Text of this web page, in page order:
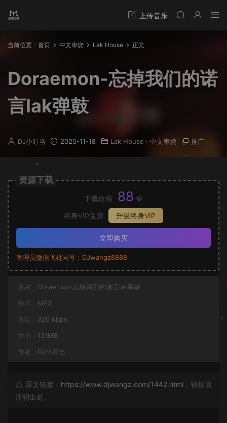
当前位置： 首页 中文串烧 Lak House 正文
Doraemon-忘掉我们的诺
言lak弹鼓
DJ小叮当 2025-11-18 Lak House · 中文串烧 推广
资源下载
下载价格 88 💎
终身VIP免费
升级终身VIP
立即购买
管理员微信飞机同号：DJwangz8888
名称： Doraemon-忘掉我们的诺言lak弹鼓
格式： MP3
音质： 320 Kbps
大小： 131MB
作者： DJ小叮当
原文链接： https://www.djwangz.com/1442.html ，转载请
注明出处。